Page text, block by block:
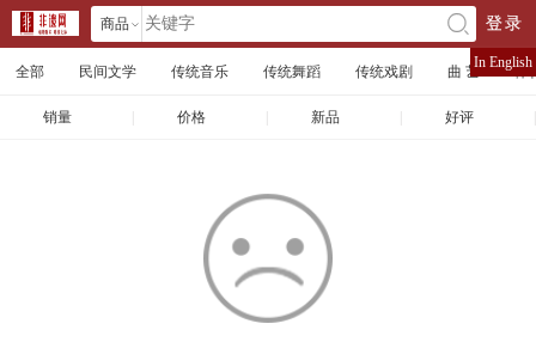
商品 󰄘 登录
全部 民间文学 传统音乐 传统舞蹈 传统戏剧 曲 艺 体
销量 价格 新品 好评
In English